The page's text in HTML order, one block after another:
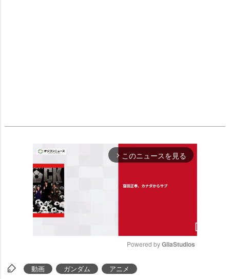
arrow_forward_ios このニュースを見る
Powered by GliaStudios
動画 ガンダム アニメ